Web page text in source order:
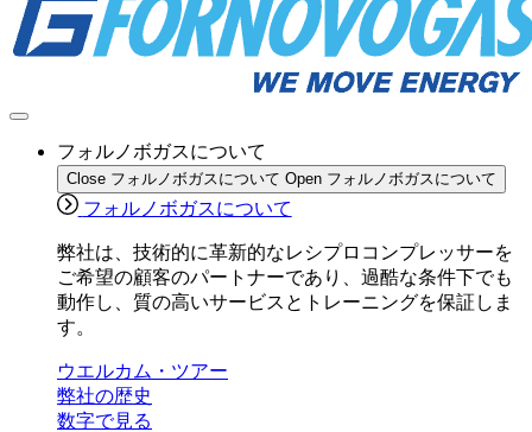
フォルノボガスについて
Close フォルノボガスについて Open フォルノボガスについて
フォルノボガスについて
弊社は、技術的に革新的なレシプロコンプレッサーを
ご希望の顧客のパートナーであり、過酷な条件下でも
動作し、質の高いサービスとトレーニングを保証しま
す。
ウエルカム・ツアー
弊社の歴史
数字で見る